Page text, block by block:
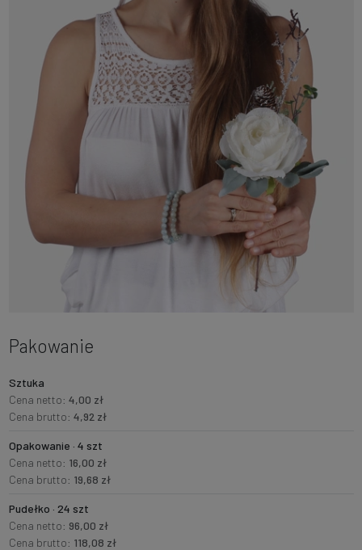
Pakowanie
Sztuka
Cena netto: 4,00 zł
Cena brutto: 4,92 zł
Opakowanie · 4 szt
Cena netto: 16,00 zł
Cena brutto: 19,68 zł
Pudełko · 24 szt
Cena netto: 96,00 zł
Cena brutto: 118,08 zł